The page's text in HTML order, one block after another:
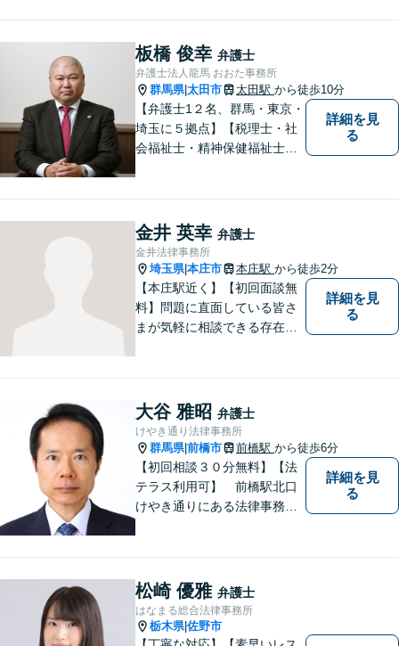
板橋 俊幸 弁護士
弁護士法人龍馬 おおた事務所
群馬県|太田市 太田駅 から徒歩10分
【弁護士1２名、群馬・東京・
埼玉に５拠点】【税理士・社
会福祉士・精神保健福祉士が
能】
詳細を見
る
金井 英幸 弁護士
金井法律事務所
埼玉県|本庄市 本庄駅 から徒歩2分
【本庄駅近く】【初回面談無
料】問題に直面している皆さ
まが気軽に相談できる存在に
／休日対応可能】公平・公正
な立場から、事件の見通しを
正確に伝えます。お気軽にご
相談ください。
詳細を見
る
大谷 雅昭 弁護士
けやき通り法律事務所
群馬県|前橋市 前橋駅 から徒歩6分
【初回相談３０分無料】【法
テラス利用可】 前橋駅北口
けやき通りにある法律事務所
詳細を見
る
松崎 優雅 弁護士
はなまる総合法律事務所
栃木県|佐野市